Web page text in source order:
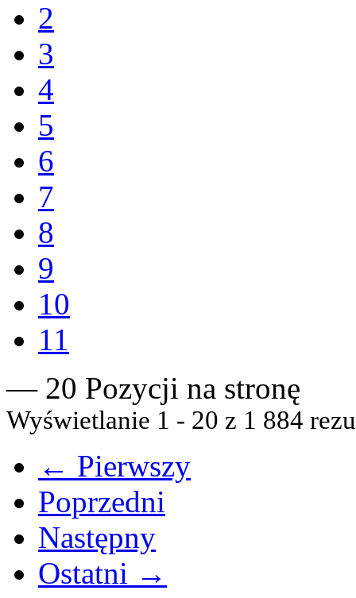
2
3
4
5
6
7
8
9
10
11
— 20 Pozycji na stronę
Wyświetlanie 1 - 20 z 1 884
← Pierwszy
Poprzedni
Następny
Ostatni →